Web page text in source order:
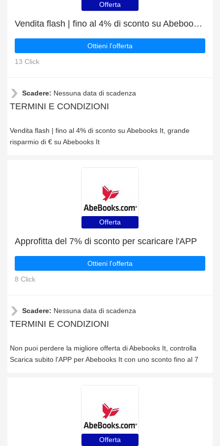
Offerta
Vendita flash | fino al 4% di sconto su Abebooks It
Ottieni l'offerta
13 Click
Scadere: Nessuna data di scadenza
TERMINI E CONDIZIONI
Vendita flash | fino al 4% di sconto su Abebooks It, grande
risparmio di € su Abebooks It
Offerta
Approfitta del 7% di sconto per scaricare l'APP
Ottieni l'offerta
8 Click
Scadere: Nessuna data di scadenza
TERMINI E CONDIZIONI
Non puoi perdere la migliore offerta di Abebooks It, controlla
Scarica subito l'APP per Abebooks It con uno sconto fino al 7
Offerta